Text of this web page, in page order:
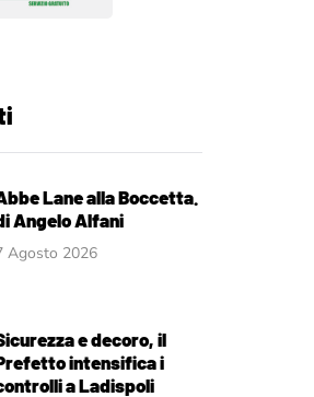
Lane alla Boccetta.
Angelo Alfani
Agosto 2026
e decoro, il
intensifica i
a Ladispoli